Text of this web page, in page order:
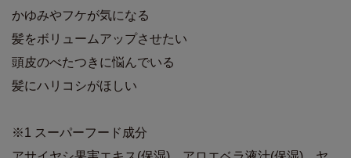
かゆみやフケが気になる
髪をボリュームアップさせたい
頭皮のべたつきに悩んでいる
髪にハリコシがほしい
※1 スーパーフード成分